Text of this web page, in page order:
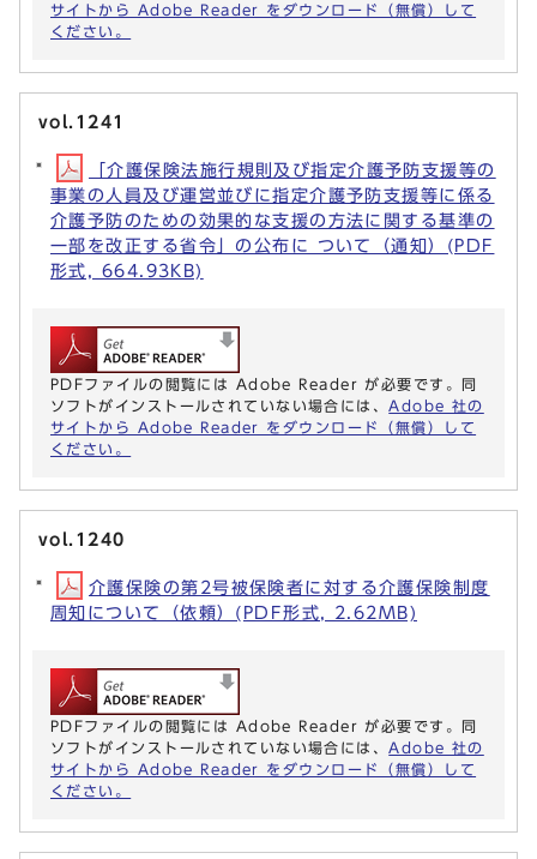
サイトから Adobe Reader をダウンロード（無償）して
ください。
vol.1241
「介護保険法施行規則及び指定介護予防支援等の
事業の人員及び運営並びに指定介護予防支援等に係る
介護予防のための効果的な支援の方法に関する基準の
一部を改正する省令」の公布に ついて（通知）(PDF
形式, 664.93KB)
PDFファイルの閲覧には Adobe Reader が必要です。同
ソフトがインストールされていない場合には、 Adobe 社の
サイトから Adobe Reader をダウンロード（無償）して
ください。
vol.1240
介護保険の第2号被保険者に対する介護保険制度
周知について（依頼）(PDF形式, 2.62MB)
PDFファイルの閲覧には Adobe Reader が必要です。同
ソフトがインストールされていない場合には、 Adobe 社の
サイトから Adobe Reader をダウンロード（無償）して
ください。